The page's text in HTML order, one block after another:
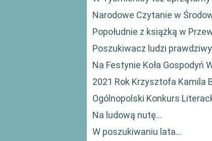
Narodowe Czytanie w
Popołudnie z książką w
Poszukiwacz ludzi
Na Festynie Koła Gospodyń
2021 Rok Krzysztofa Kamila
Ogólnopolski Konkurs
Na ludową nutę...
W poszukiwaniu lata...